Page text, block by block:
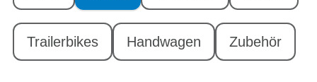
Trailerbikes Handwagen Zubehör